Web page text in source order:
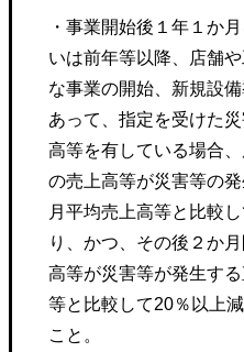
・事業開始後１年１か
いは前年等以降、店舗
な事業の開始、新規設
あって、指定を受けた
高等を有している場合
の売上高等が災害等の
月平均売上高等と比較
り、かつ、その後２か
高等が災害等が発生す
等と比較して20％以上
こと。